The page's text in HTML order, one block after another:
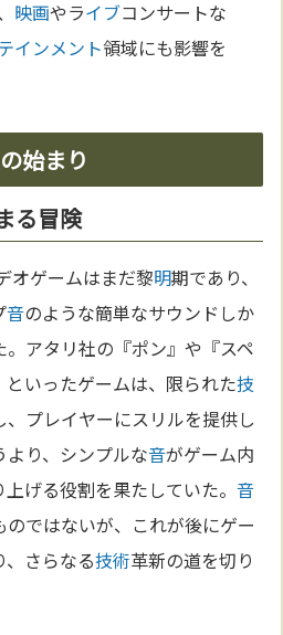
映画やライブコンサートな
インメント領域にも影響を
始まり
る冒険
オゲームはまだ黎明期であり、
音のような簡単なサウンドしか
。アタリ社の『ポン』や『スペ
いったゲームは、限られた技
プレイヤーにスリルを提供し
より、シンプルな音がゲーム内
げる役割を果たしていた。音
のではないが、これが後にゲー
、さらなる技術革新の道を切り